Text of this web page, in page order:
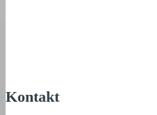
Kontakt